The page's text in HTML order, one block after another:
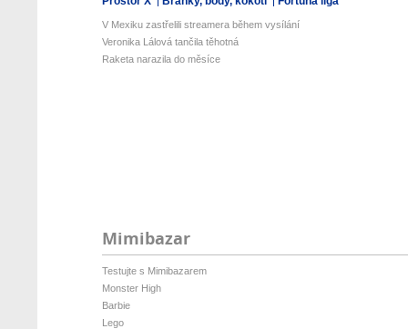
V Mexiku zastřelili streamera během vysílání
Veronika Lálová tančila těhotná
Raketa narazila do měsíce
Mimibazar
Testujte s Mimibazarem
Monster High
Barbie
Lego